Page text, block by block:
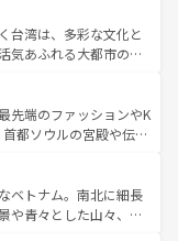
しい。
えてくれるハワイの
ワイアンミュージッ
てがハワイの魅力を彩
。
ルル（エアーズロッ
ケアンズの熱帯雨林な
フェやワイン、オージ
、サーフィンやダイ
ア好きにはたまらな
存分に味わいつくそ
台湾は、多彩な文化と
気あふれる大都市の台
部など、都市の喧騒
れる人に新しい発見と
深い台湾の食文化も魅
ラエティ豊かな料理
報は コンテンツ一覧を参
先端のファッションやK
都ソウルの宮殿や伝統
然美を楽しむことが
品のストリートフード
いる。夜には、韓国な
ベトナム。南北に細長
や青々とした山々、世